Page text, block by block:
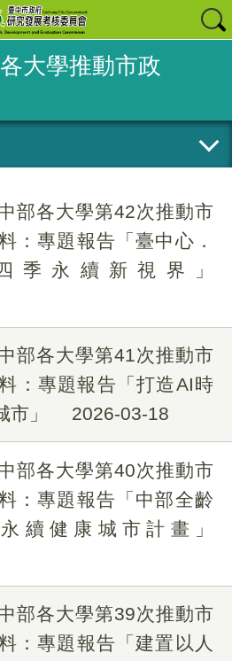
大學推動市政
部各大學第42次推動市
：專題報告「臺中心．
季永續新視界」
部各大學第41次推動市
：專題報告「打造AI時
市」
2026-03-18
部各大學第40次推動市
：專題報告「中部全齡
續健康城市計畫」
部各大學第39次推動市
：專題報告「建置以人